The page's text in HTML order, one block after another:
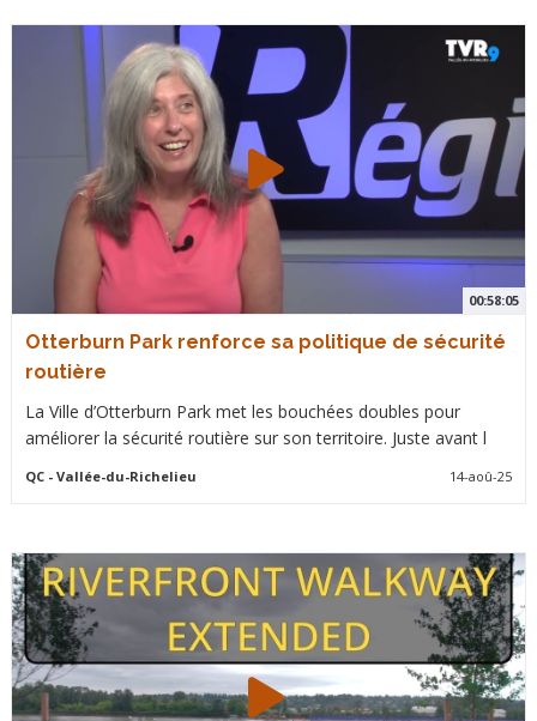
00:58:05
Otterburn Park renforce sa politique de sécurité
routière
La Ville d’Otterburn Park met les bouchées doubles pour
améliorer la sécurité routière sur son territoire. Juste avant l
QC- Vallée-du-Richelieu 14-aoû-25